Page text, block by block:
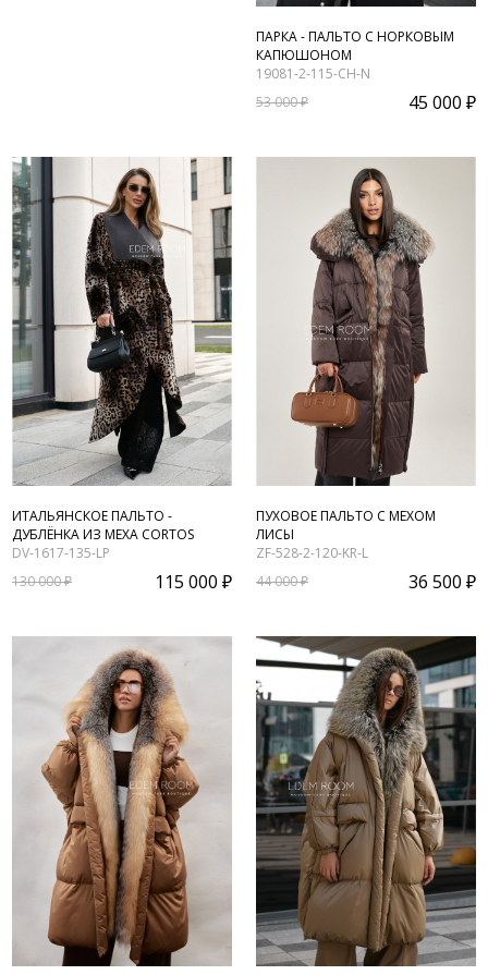
ПАРКА - ПАЛЬТО С НОРКОВЫМ
КАПЮШОНОМ
19081-2-115-CH-N
53 000 ₽
45 000 ₽
ИТАЛЬЯНСКОЕ ПАЛЬТО -
ДУБЛЁНКА ИЗ МЕХА CORTOS
DV-1617-135-LP
130 000 ₽
115 000 ₽
ПУХОВОЕ ПАЛЬТО С МЕХОМ
ЛИСЫ
ZF-528-2-120-KR-L
44 000 ₽
36 500 ₽